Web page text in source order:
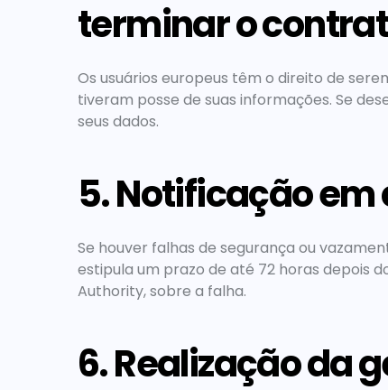
terminar o
Os usuários europeus têm o direito de
tiveram posse de suas informações. Se
seus dados.
5. Notificação
Se houver falhas de segurança ou
estipula um prazo de até 72 horas depois
Authority, sobre a falha.
6. Realização da